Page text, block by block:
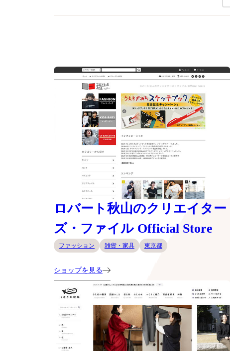
ロバート秋山のクリエイター
ズ・ファイル Official Store
ファッション 雑貨・家具 東京都
ショップを見る